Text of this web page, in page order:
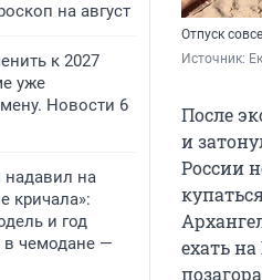
на август
к 2027
уже
Новости 6
на
кричала»:
и год
в чемодане —
Отпуск
Источник:
После
и
России
ехать